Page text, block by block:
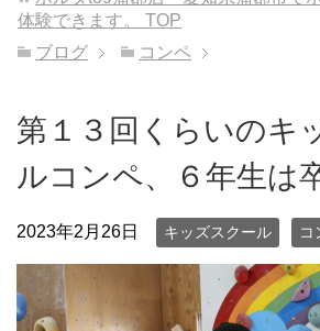
体験できます。
TOP
ブログ
コンペ
第１３回くらいのキ
ルコンペ、６年生は
2023年2月26日 キッズスクール コ